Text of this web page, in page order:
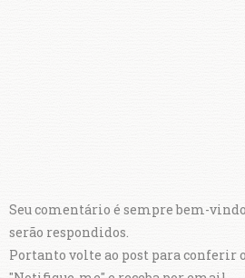
Seu comentário é sempre bem-
serão respondidos.
Portanto volte ao post para conferir